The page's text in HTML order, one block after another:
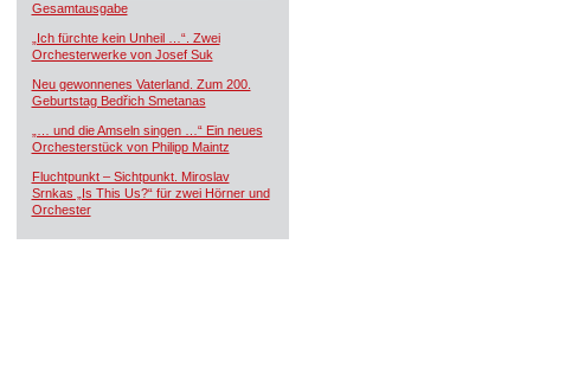
Gesamtausgabe
„Ich fürchte kein Unheil …“. Zwei
Orchesterwerke von Josef Suk
Neu gewonnenes Vaterland. Zum 200.
Geburtstag Bedřich Smetanas
„… und die Amseln singen …“ Ein neues
Orchesterstück von Philipp Maintz
Fluchtpunkt – Sichtpunkt. Miroslav
Srnkas „Is This Us?“ für zwei Hörner und
Orchester